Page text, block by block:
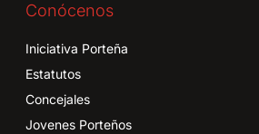
Conócenos
Iniciativa Porteña
Estatutos
Concejales
Jovenes Porteños